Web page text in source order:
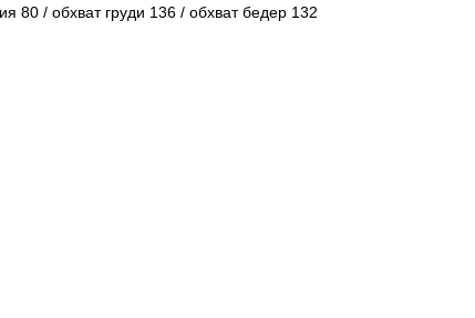
80 / обхват груди 136 / обхват бедер 132